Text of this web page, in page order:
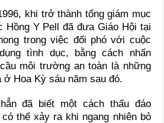
khi trở thành tổng giám mục
Hồng Y Pell đã đưa Giáo Hội tại
trong việc đối phó với cuộc
tình dục, bằng cách nhấn
môi trường an toàn là những
Hoa Kỳ sáu năm sau đó.
đã biết một cách thấu đáo
thể xảy ra khi ngang nhiên bỏ